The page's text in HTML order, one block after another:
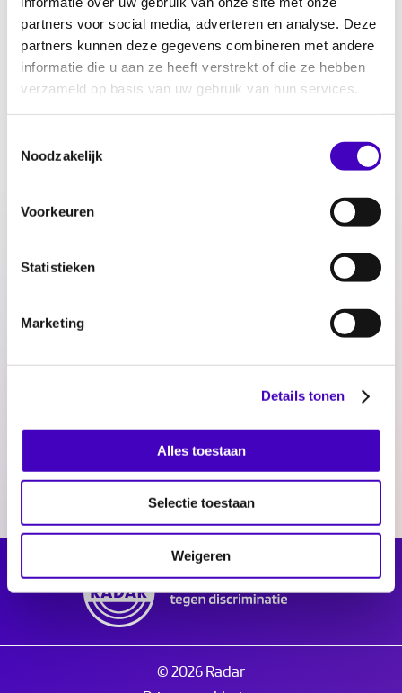
partners voor social media, adverteren en analyse. Deze
partners kunnen deze gegevens combineren met andere
informatie die u aan ze heeft verstrekt of die ze hebben
verzameld op basis van uw gebruik van hun services.
Noodzakelijk
Voorkeuren
Statistieken
Marketing
Details tonen
Alles toestaan
Selectie toestaan
Weigeren
handicap en onderzoeken naar seksueel
grensoverschrijdend gedrag.
Download Stemmingen en Koersen
2023 (1) (pdf | 462,93 KB)
© 2026 Radar